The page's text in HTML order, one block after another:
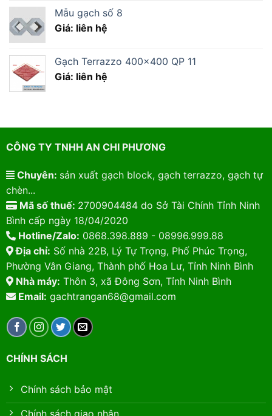
Mẫu gạch số 8
Giá: liên hệ
Gạch Terrazzo 400×400 QP 11
Giá: liên hệ
CÔNG TY TNHH AN CHI PHƯƠNG
Chuyên: sản xuất gạch block, gạch terrazzo, gạch tự
chèn...
Mã số thuế: 2700904484 do Sở Tài Chính Tỉnh Ninh
Bình cấp ngày 18/04/2020
Hotline/Zalo: 0868.398.889 - 08996.999.88
Địa chỉ: Số nhà 22B, Lý Tự Trọng, Phố Phúc Trọng,
Phường Vân Giang, Thành phố Hoa Lư, Tỉnh Ninh Bình
Nhà máy: Thôn 3, xã Đông Sơn, Tỉnh Ninh Bình
Email: gachtrangan68@gmail.com
CHÍNH SÁCH
Chính sách bảo mật
Chính sách giao nhận